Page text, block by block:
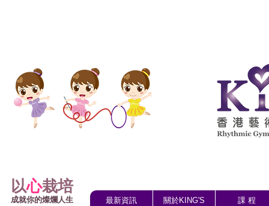
以心栽培
成就你的燦爛人生 最新資訊 關於KING'S 課 程